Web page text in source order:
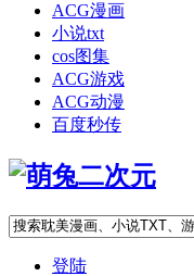
ACG漫画
小说txt
cos图集
ACG游戏
ACG动漫
百度秒传
登陆